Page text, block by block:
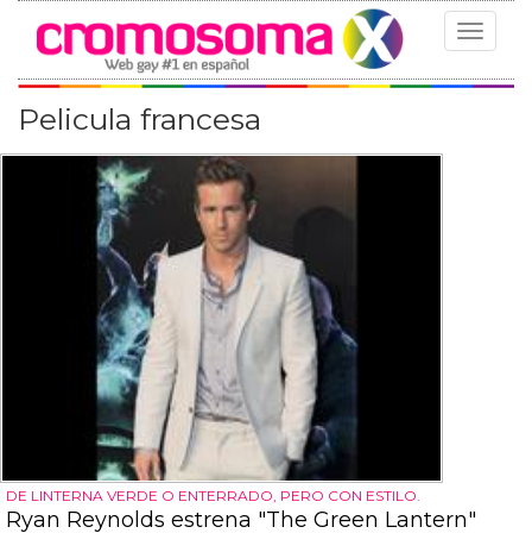
Toggle
Pelicula francesa
DE LINTERNA VERDE O ENTERRADO, PERO CON ESTILO.
Ryan Reynolds estrena "The Green Lantern"